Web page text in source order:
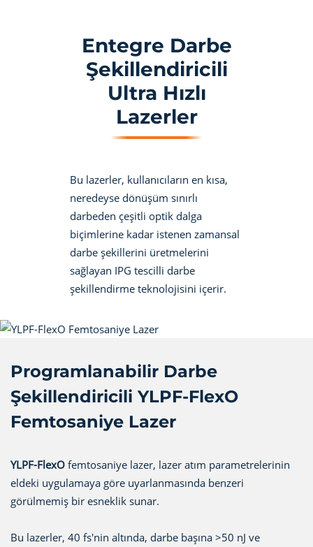
Entegre Darbe
Şekillendiricili
Ultra Hızlı
Lazerler
Bu lazerler, kullanıcıların en kısa,
neredeyse dönüşüm sınırlı
darbeden çeşitli optik dalga
biçimlerine kadar istenen zamansal
darbe şekillerini üretmelerini
sağlayan IPG tescilli darbe
şekillendirme teknolojisini içerir.
Programlanabilir Darbe
Şekillendiricili YLPF-FlexO
Femtosaniye Lazer
YLPF-FlexO femtosaniye lazer, lazer atım parametrelerinin
eldeki uygulamaya göre uyarlanmasında benzeri
görülmemiş bir esneklik sunar.
Bu lazerler, 40 fs'nin altında, darbe başına >50 nJ ve